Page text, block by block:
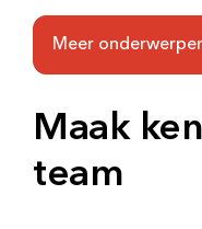
Meer
Maak
team